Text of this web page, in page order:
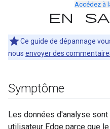
Accédez à
En
Ce guide de dépannage
nous envoyer des
Symptôme
Les données d'analyse
utilisateur Edge parce que